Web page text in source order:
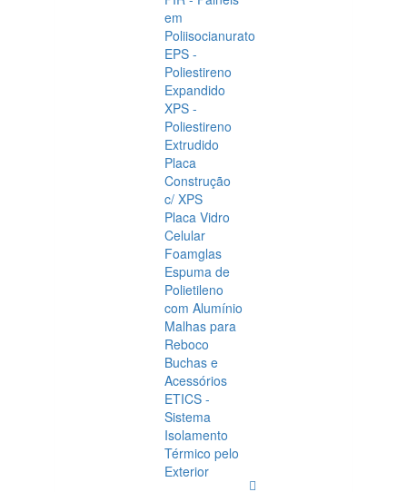
em
Poliisocianurato
EPS -
Poliestireno
Expandido
XPS -
Poliestireno
Extrudido
Placa
Construção
c/ XPS
Placa Vidro
Celular
Foamglas
Espuma de
Polietileno
com Alumínio
Malhas para
Reboco
Buchas e
Acessórios
ETICS -
Sistema
Isolamento
Térmico pelo
Exterior